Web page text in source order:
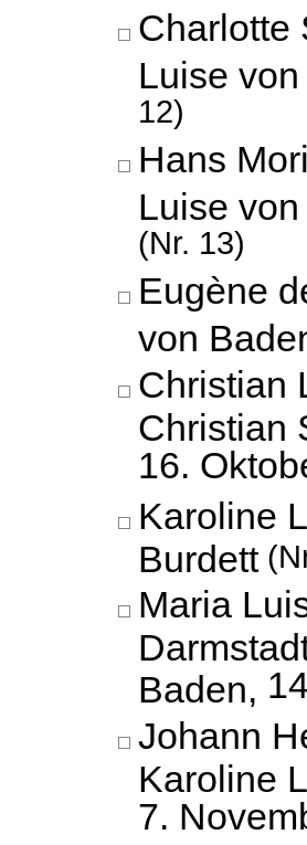
Charlotte
Luise von
12)
Hans
Luise von
(Nr. 13)
Eugène
von
Christian
Christian
16.
Karoline
Burdett
Maria
Baden,
Johann
Karoline
7.